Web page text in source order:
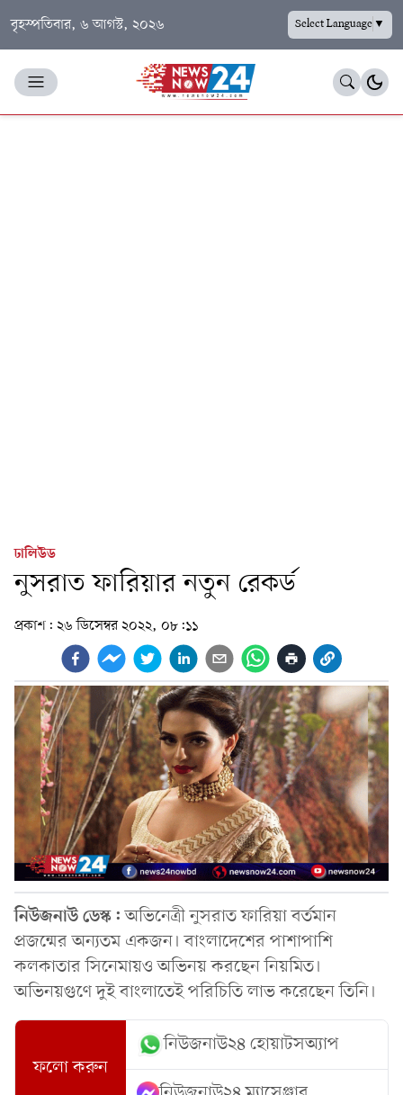
বৃহস্পতিবার, ৬ আগস্ট, ২০২৬ Select Language▼
ঢালিউড
নুসরাত ফারিয়ার নতুন রেকর্ড
প্রকাশ: ২৬ ডিসেম্বর ২০২২, ০৮:১১
নিউজনাউ ডেস্ক:অভিনেত্রী নুসরাত ফারিয়া বর্তমান
প্রজন্মের অন্যতম একজন। বাংলাদেশের পাশাপাশি
কলকাতার সিনেমায়ও অভিনয় করছেন নিয়মিত।
অভিনয়গুণে দুই বাংলাতেই পরিচিতি লাভ করেছেন তিনি।
ফলো করুন
নিউজনাউ২৪ হোয়াটসঅ্যাপ